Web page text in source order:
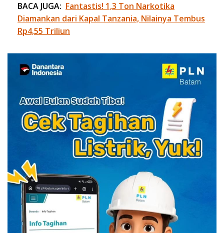
BACA JUGA: Fantastis! 1,3 Ton Narkotika
Diamankan dari Kapal Tanzania, Nilainya Tembus
Rp4,55 Triliun